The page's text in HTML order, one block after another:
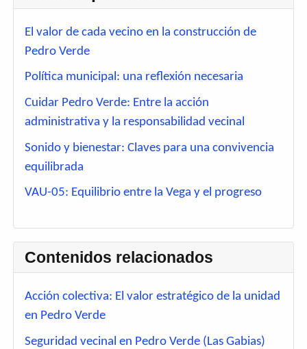
El valor de cada vecino en la construcción de
Pedro Verde
Política municipal: una reflexión necesaria
Cuidar Pedro Verde: Entre la acción
administrativa y la responsabilidad vecinal
Sonido y bienestar: Claves para una convivencia
equilibrada
VAU-05: Equilibrio entre la Vega y el progreso
Contenidos relacionados
Acción colectiva: El valor estratégico de la unidad
en Pedro Verde
Seguridad vecinal en Pedro Verde (Las Gabias)